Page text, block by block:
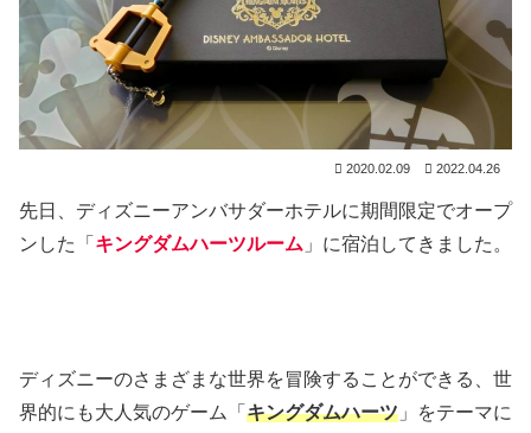
2020.02.09 2022.04.26
先日、ディズニーアンバサダーホテルに期間限定でオープ
ンした「 キングダムハーツルーム 」に宿泊してきました。
ディズニーのさまざまな世界を冒険することができる、世
界的にも大人気のゲーム「 キングダムハーツ 」をテーマに